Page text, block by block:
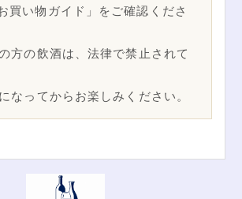
買い物ガイド」をご確認くださ
方の飲酒は、法律で禁止されて
なってからお楽しみください。